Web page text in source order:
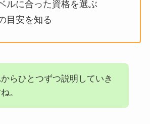
ルに合った資格を選ぶ
目安を知る
らひとつずつ説明していき
。